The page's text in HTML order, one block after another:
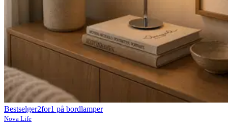
Bestselger2for1 på bordlamper
Nova Life